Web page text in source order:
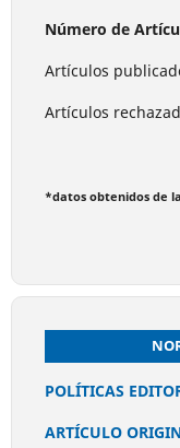
Número de
Artículos
Artículos
*datos obtenidos de
POLÍTICAS
ARTÍCULO